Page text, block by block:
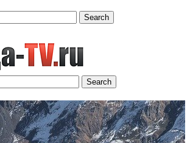
Search
Search